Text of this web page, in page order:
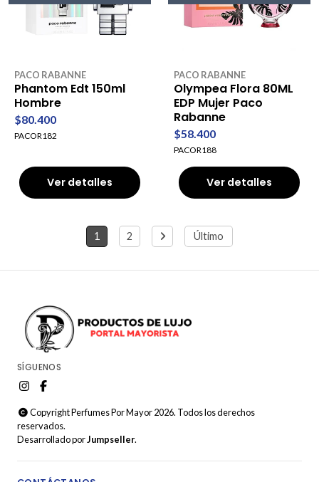
PACO RABANNE
Phantom Edt 150ml
Hombre
$80.400
PACOR182
Ver detalles
PACO RABANNE
Olympea Flora 80ML
EDP Mujer Paco
Rabanne
$58.400
PACOR188
Ver detalles
1 2 Último
SÍGUENOS
Copyright Perfumes Por Mayor 2026. Todos los derechos
reservados.
Desarrollado porJumpseller.